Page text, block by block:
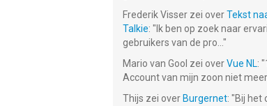
Frederik Visser zei overTekst
Talkie: " Ik ben op zoek naar
gebruikers van de pro... "
Mario van Gool zei overVue NL: "
Account van mijn zoon niet meer
Thijs zei over Burgernet: "Bij het